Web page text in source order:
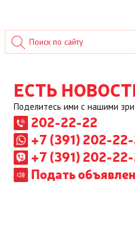
ЕСТЬ
Поделитесь ими с нашими
202-22-22
+7 (391) 202-
+7 (391) 202-
Подать